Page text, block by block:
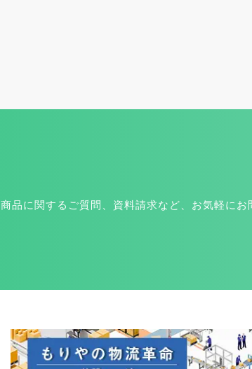
商品に関するご質問、資料請求など、お気軽にお